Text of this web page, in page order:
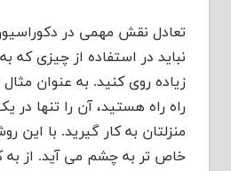
تعادل نقش مهمی در
نباید در استفاده از چیزی که
زیاده روی کنید. به عنوان
راه راه هستید، آن را تنها در
منزلتان به کار گیرید. با این
خاص تر به چشم می آید. از به